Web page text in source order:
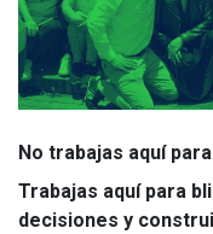
No trabajas aquí
Trabajas aquí para
decisiones y